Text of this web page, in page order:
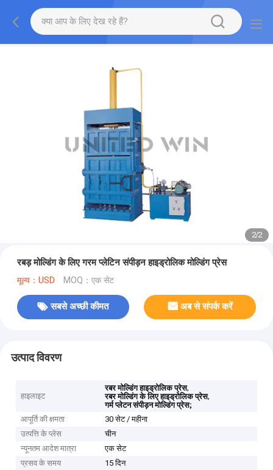
2/2
रबड़ मोल्डिंग के लिए गरम प्लेटिन संपीड़न हाइड्रोलिक मोल्डिंग प्रेस
मूल्य：USD MOQ：एक सेट
सबसे अच्छी कीमत अब से संपर्क करें
उत्पाद विवरण
हाइलाइट
रबर मोल्डिंग हाइड्रोलिक प्रेस,
रबर मोल्डिंग के लिए हाइड्रोलिक प्रेस,
गर्म प्लेटन संपीड़न मोल्डिंग प्रेस;
आपूर्ति की क्षमता
30 सेट / महीना
उत्पत्ति के प्लेस
चीन
न्यूनतम आदेश मात्रा
एक सेट
प्रसव के समय
15 दिन